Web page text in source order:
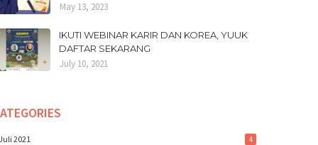
May 13, 2023
IKUTI WEBINAR KARIR DAN KOREA, YUUK
DAFTAR SEKARANG
July 10, 2021
2021 4